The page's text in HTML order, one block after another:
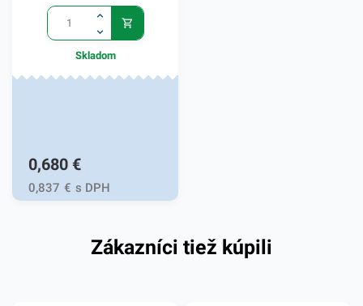
Skladom
0,680 €
0,837 € s DPH
Zákazníci tiež kúpili